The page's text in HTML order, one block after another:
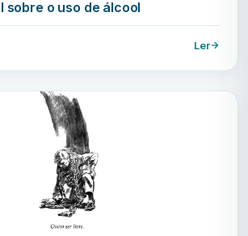
sobre o uso de álcool
Ler